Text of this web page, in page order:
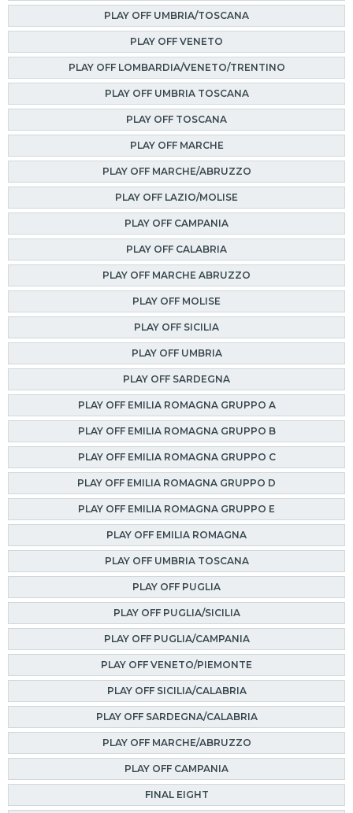
PLAY OFF UMBRIA/TOSCANA
PLAY OFF VENETO
PLAY OFF LOMBARDIA/VENETO/TRENTINO
PLAY OFF UMBRIA TOSCANA
PLAY OFF TOSCANA
PLAY OFF MARCHE
PLAY OFF MARCHE/ABRUZZO
PLAY OFF LAZIO/MOLISE
PLAY OFF CAMPANIA
PLAY OFF CALABRIA
PLAY OFF MARCHE ABRUZZO
PLAY OFF MOLISE
PLAY OFF SICILIA
PLAY OFF UMBRIA
PLAY OFF SARDEGNA
PLAY OFF EMILIA ROMAGNA GRUPPO A
PLAY OFF EMILIA ROMAGNA GRUPPO B
PLAY OFF EMILIA ROMAGNA GRUPPO C
PLAY OFF EMILIA ROMAGNA GRUPPO D
PLAY OFF EMILIA ROMAGNA GRUPPO E
PLAY OFF EMILIA ROMAGNA
PLAY OFF UMBRIA TOSCANA
PLAY OFF PUGLIA
PLAY OFF PUGLIA/SICILIA
PLAY OFF PUGLIA/CAMPANIA
PLAY OFF VENETO/PIEMONTE
PLAY OFF SICILIA/CALABRIA
PLAY OFF SARDEGNA/CALABRIA
PLAY OFF MARCHE/ABRUZZO
PLAY OFF CAMPANIA
FINAL EIGHT